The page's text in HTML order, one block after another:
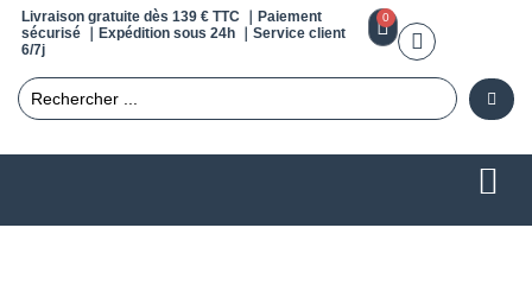
Livraison gratuite dès 139 € TTC ｜Paiement
sécurisé ｜Expédition sous 24h ｜Service client
6/7j
0